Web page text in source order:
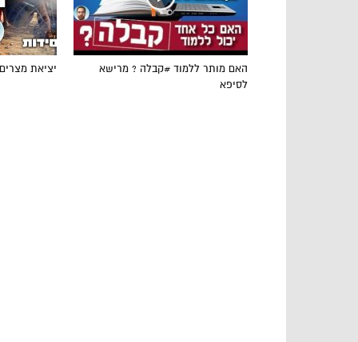
יציאת מצרים
האם מותר ללמוד #קבלה ? מרישא
לסיפא